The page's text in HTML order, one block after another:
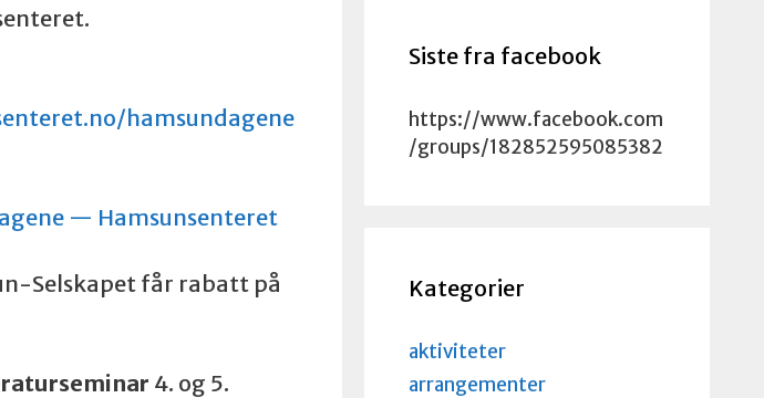
hamsundagene
— Hamsunsenteret
Selskapet får rabatt på
4. og 5.
Siste fra facebook
https://www.facebook.com
/groups/182852595085382
Kategorier
aktiviteter
arrangementer